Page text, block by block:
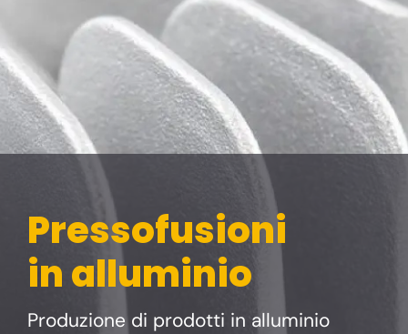
Pressofusioni
in alluminio
Produzione di prodotti in alluminio